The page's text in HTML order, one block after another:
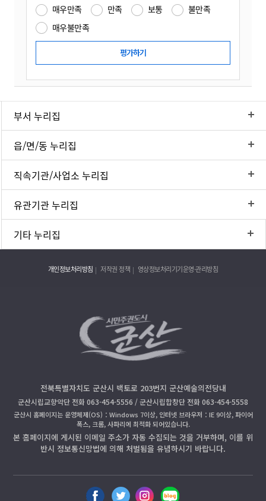
매우만족 만족 보통
불만족
매우불만족
부서 누리집
읍/면/동 누리집
직속기관/사업소 누리집
유관기관 누리집
기타 누리집
개인정보처리방침 저작권 정책 영상정보처리기기운영·관리방침
전북특별자치도 군산시 백토로 203번지 군산예술의전당내
군산시립교향악단 전화 063-454-5556 / 군산시립합창단 전화 063-454-5558
군산시 홈페이지는 운영체제(OS)：Windows 7이상, 인터넷 브라우저：IE 9이상, 파이어
폭스, 크롬, 사파리에 최적화 되어있습니다.
본 홈페이지에 게시된 이메일 주소가 자동 수집되는 것을 거부하며, 이를 위
반시 정보통신망법에 의해 처벌됨을 유념하시기 바랍니다.
페
트
인
블